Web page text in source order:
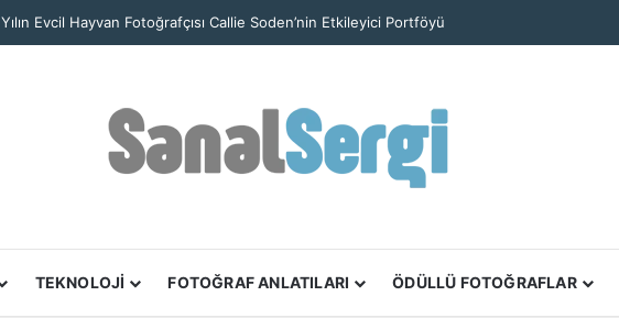
William Meyers’in ‘Civics’ Kitabı New York’un Yurttaşlık Hikâyelerini Anlatıyor
TEKNOLOJİ FOTOĞRAF ANLATILARI ÖDÜLLÜ FOTOĞRAFLAR